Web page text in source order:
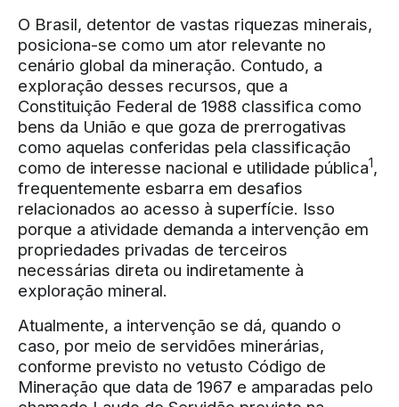
O Brasil, detentor de vastas riquezas minerais,
posiciona-se como um ator relevante no
cenário global da mineração. Contudo, a
exploração desses recursos, que a
Constituição Federal de 1988 classifica como
bens da União e que goza de prerrogativas
como aquelas conferidas pela classificação
como de interesse nacional e utilidade pública1,
frequentemente esbarra em desafios
relacionados ao acesso à superfície. Isso
porque a atividade demanda a intervenção em
propriedades privadas de terceiros
necessárias direta ou indiretamente à
exploração mineral.
Atualmente, a intervenção se dá, quando o
caso, por meio de servidões minerárias,
conforme previsto no vetusto Código de
Mineração que data de 1967 e amparadas pelo